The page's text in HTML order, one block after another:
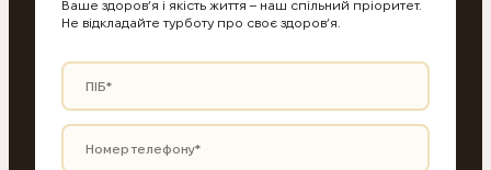
Ваше здоров’я і якість життя – наш спільний пріоритет.
Не відкладайте турботу про своє здоров’я.